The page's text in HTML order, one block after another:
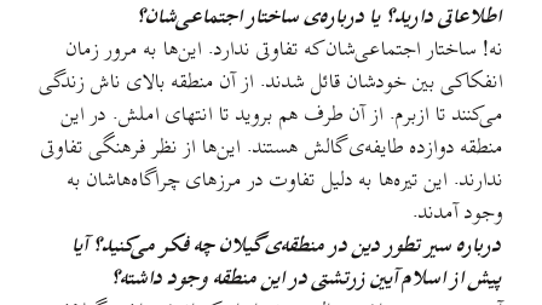
اطلاعاتی دارید؟ یا درباره‌ی ساختار اجتماعی‌شان؟
نه! ساختار اجتماعی‌شان که تفاوتی ندارد. این‌ها به مرور زمان
انفکاکی بین خودشان قائل شدند. از آن منطقه بالای ناش زندگی
می‌کنند تا ازبرم. از آن طرف هم بروید تا انتهای املش. در این
منطقه دوازده طایفه‌ی گالش هستند. این‌ها از نظر فرهنگی تفاوتی
ندارند. این تیره‌ها به دلیل تفاوت در مرزهای چراگاه‌هاشان به
وجود آمدند.
درباره سیر تطور دین در منطقه‌ی گیلان چه فکر می‌کنید؟ آیا
پیش از اسلام آیین زرتشتی در این منطقه وجود داشته؟